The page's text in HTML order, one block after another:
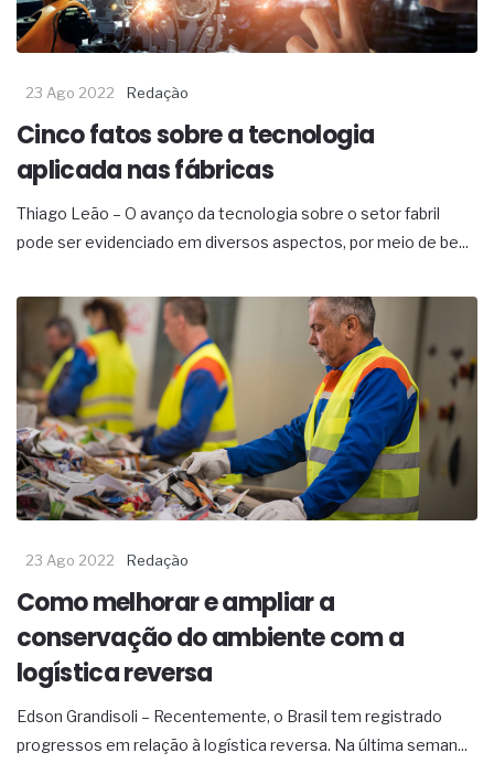
23 Ago 2022 Redação
Cinco fatos sobre a tecnologia
aplicada nas fábricas
Thiago Leão – O avanço da tecnologia sobre o setor fabril
pode ser evidenciado em diversos aspectos, por meio de be...
23 Ago 2022 Redação
Como melhorar e ampliar a
conservação do ambiente com a
logística reversa
Edson Grandisoli – Recentemente, o Brasil tem registrado
progressos em relação à logística reversa. Na última seman...